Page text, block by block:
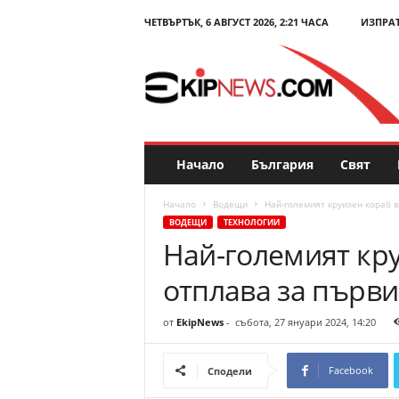
ЧЕТВЪРТЪК, 6 АВГУСТ 2026, 2:21 ЧАСА
E
p
N
н
Начало България Свят
Начало Водещи Най-големият круизен
ВОДЕЩИ ТЕХНОЛОГИИ
Най-големият
отплава за
от EkipNews- събота, 27 януари 2024, 14:20
Сподели Facebook